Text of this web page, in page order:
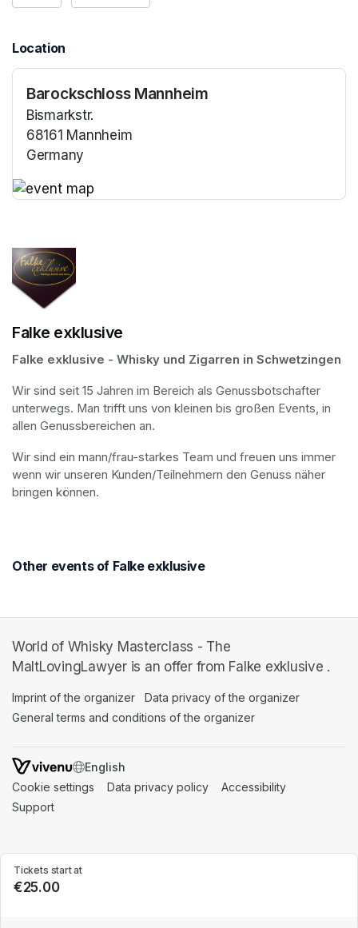
Location
Barockschloss Mannheim
Bismarkstr.
68161 Mannheim
Germany
Tickets start at
€25.00
Falke exklusive
Falke exklusive - Whisky und Zigarren in Schwetzingen
Wir sind seit 15 Jahren im Bereich als Genussbotschafter
unterwegs. Man trifft uns von kleinen bis großen Events, in
allen Genussbereichen an.
Wir sind ein mann/frau-starkes Team und freuen uns immer
wenn wir unseren Kunden/Teilnehmern den Genuss näher
bringen können.
Other events of Falke exklusive
World of Whisky Masterclass - The
MaltLovingLawyer is an offer from Falke exklusive .
Imprint of the organizer (opens in a new tab)
Data privacy of the organizer
General terms and conditions of the organizer
SWITCH LANGUAGE
Cookie settings (opens in a new tab)
Data privacy policy (opens in a new tab)
Accessibility
Support